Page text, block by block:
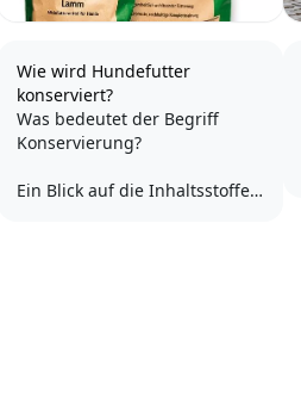
Wie wird Hundefutter
konserviert?
Was bedeutet der Begriff
Konservierung?
Ein Blick auf die Inhaltsstoffe